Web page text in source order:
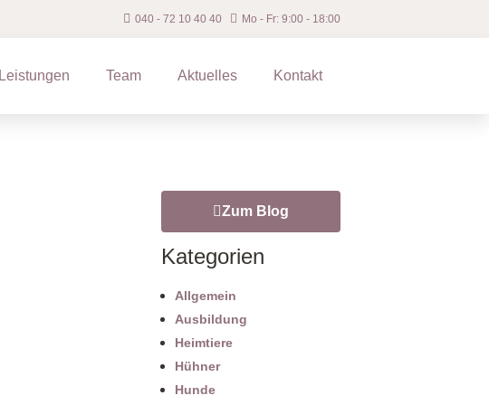
040 ‐ 72 10 40 40 Mo - Fr: 9:00 - 18:00
Leistungen Team Aktuelles Kontakt
Zum Blog
Kategorien
Allgemein
Ausbildung
Heimtiere
Hühner
Hunde